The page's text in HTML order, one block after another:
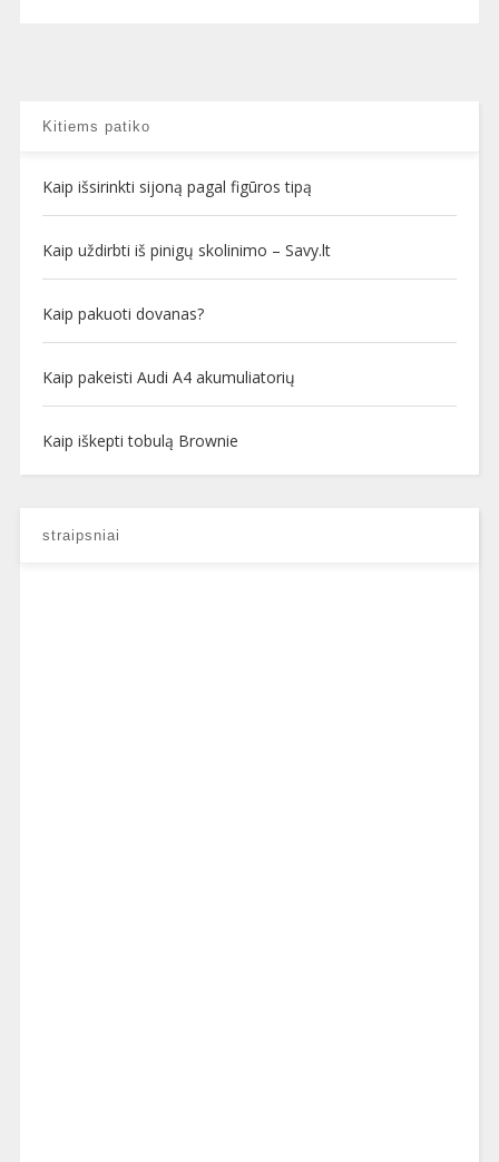
Kitiems patiko
Kaip išsirinkti sijoną pagal figūros tipą
Kaip uždirbti iš pinigų skolinimo – Savy.lt
Kaip pakuoti dovanas?
Kaip pakeisti Audi A4 akumuliatorių
Kaip iškepti tobulą Brownie
straipsniai